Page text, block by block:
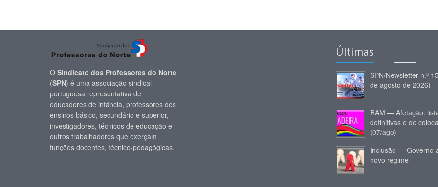
O Sindicato dos Professores do Norte
(SPN) é uma associação sindical
portuguesa representativa de
educadores de infância, professores dos
ensinos básico, secundário e superior,
investigadores, técnicos de educação e
outros trabalhadores que exerçam
funções docentes, técnico-pedagógicas.
Últimas
SPN/Newsletter n.º
de agosto de 2026)
RAM — Afetação:
definitivas e de
(07/ago)
Inclusão — Governo
novo regime